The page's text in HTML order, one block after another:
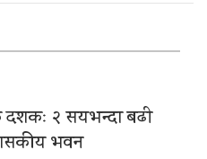
दशकः २ सयभन्दा बढी
भवन